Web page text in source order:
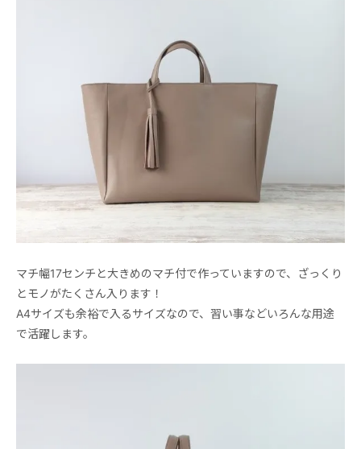
マチ幅17センチと大きめのマチ付で作っていますので、ざっくり
とモノがたくさん入ります！
A4サイズも余裕で入るサイズなので、習い事などいろんな用途
で活躍します。